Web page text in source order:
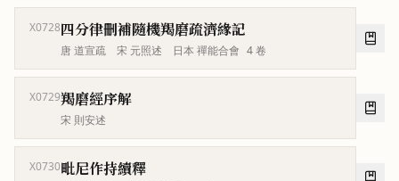
X0728四分律刪補隨機羯磨疏濟緣記
唐 道宣疏 宋 元照述 日本 禪能合會 4卷
X0729羯磨經序解
宋 則安述
X0730毗尼作持續釋